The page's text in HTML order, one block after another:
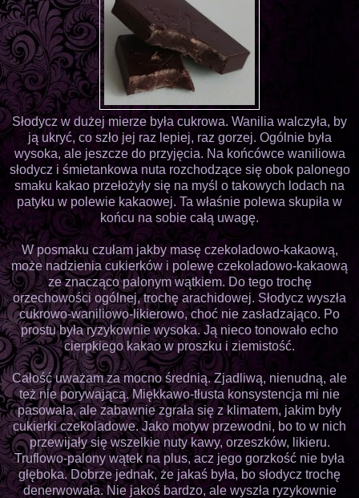
Słodycz w dużej mierze była cukrowa. Wanilia walczyła, by
ją ukryć, co szło jej raz lepiej, raz gorzej. Ogólnie była
wysoka, ale jeszcze do przyjęcia. Na końcówce waniliowa
słodycz i śmietankowa nuta rozchodzące się obok palonego
smaku kakao przełożyły się na myśl o takowych lodach na
patyku w polewie kakaowej. Ta właśnie polewa skupiła w
końcu na sobie całą uwagę.
W posmaku czułam jakby masę czekoladowo-kakaową,
może nadzienia cukierków i polewę czekoladowo-kakaową
ze znacząco palonym wątkiem. Do tego trochę
orzechowości ogólnej, trochę arachidowej. Słodycz wyszła
cukrowo-waniliowo-likierowo, choć nie zasładzająco. Po
prostu była ryzykownie wysoka. Ją nieco tonowało echo
cierpkiego kakao w proszku i ziemistość.
Całość uważam za mocno średnią. Zjadliwą, nienudną, ale
też nie porywającą. Miękkawo-tłusta konsystencja mi nie
pasowała, ale zabawnie zgrała się z klimatem, jakim były
cukierki czekoladowe. Jako motyw przewodni, bo to w nich
przewijały się wszelkie nuty kawy, orzeszków, likieru.
Truflowo-palony wątek na plus, acz jego gorzkość nie była
głęboka. Dobrze jednak, że jakaś była, bo słodycz trochę
denerwowała. Nie jakoś bardzo, ale wyszła ryzykownie